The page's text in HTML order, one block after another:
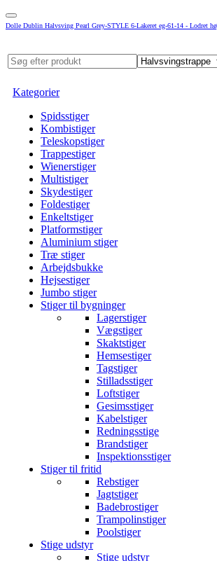
Dolle Dublin Halvsving Pearl Grey-STYLE 6-Lakeret eg-61-14 - Lodret
Kategorier
Spidsstiger
Kombistiger
Teleskopstiger
Trappestiger
Wienerstiger
Multistiger
Skydestiger
Foldestiger
Enkeltstiger
Platformstiger
Aluminium stiger
Træ stiger
Arbejdsbukke
Hejsestiger
Jumbo stiger
Stiger til bygninger
Lagerstiger
Vægstiger
Skaktstiger
Hemsestiger
Tagstiger
Stilladsstiger
Loftstiger
Gesimsstiger
Kabelstiger
Redningsstige
Brandstiger
Inspektionsstiger
Stiger til fritid
Rebstiger
Jagtstiger
Badebrostiger
Trampolinstiger
Poolstiger
Stige udstyr
Stige udstyr